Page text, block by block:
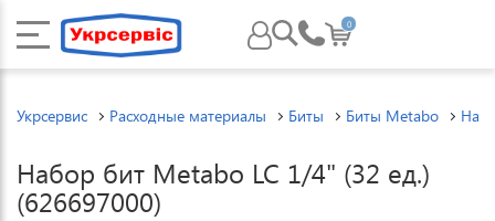
0
Укрсервис Расходные материалы Биты Биты Metabo
Набор бит Metabo LC 1/4" (32 ед.)
(626697000)